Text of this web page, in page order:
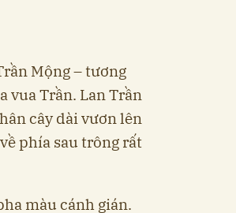
Mộng – tương
vua Trần. Lan Trần
cây dài vươn lên
phía sau trông rất
màu cánh gián.